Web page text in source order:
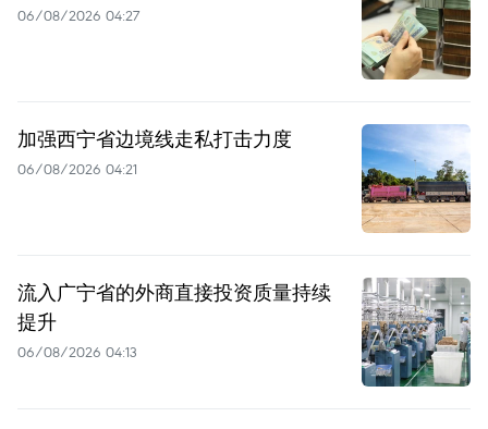
06/08/2026 04:27
加强西宁省边境线走私打击力度
06/08/2026 04:21
流入广宁省的外商直接投资质量持续
提升
06/08/2026 04:13